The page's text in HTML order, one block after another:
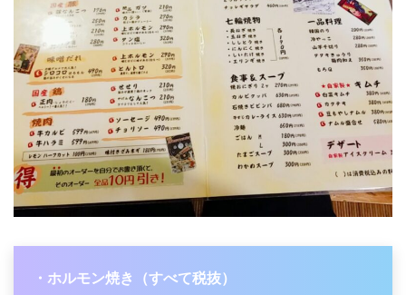
・ホルモン焼き（すべて税抜）